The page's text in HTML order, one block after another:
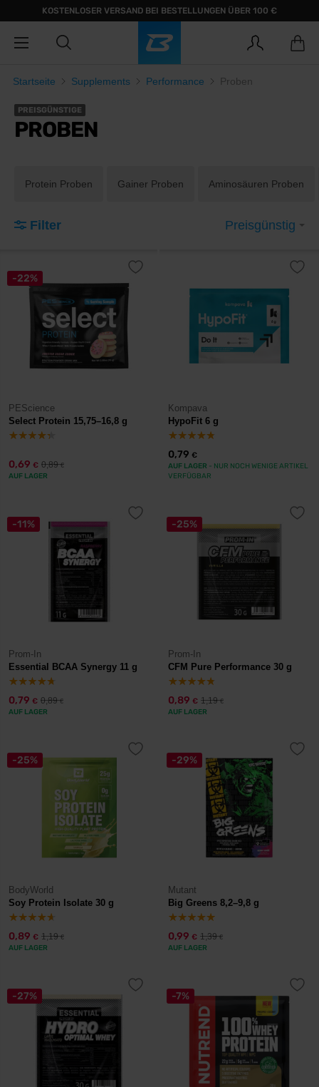
KOSTENLOSER VERSAND BEI BESTELLUNGEN ÜBER 100 €
Startseite Supplements Performance Proben
PREISGÜNSTIGE
PROBEN
Protein Proben Gainer Proben Aminosäuren Proben
Filter Preisgünstig
-22%
PEScience
Select Protein 15,75–16,8 g
0,69 € 0,89€
AUF LAGER
Kompava
HypoFit 6 g
0,79 €
AUF LAGER - NUR NOCH WENIGE ARTIKEL
VERFÜGBAR
-11%
Prom-In
Essential BCAA Synergy 11 g
0,79 € 0,89€
AUF LAGER
-25%
Prom-In
CFM Pure Performance 30 g
0,89 € 1,19€
AUF LAGER
-25%
BodyWorld
Soy Protein Isolate 30 g
0,89 € 1,19€
AUF LAGER
-29%
Mutant
Big Greens 8,2–9,8 g
0,99 € 1,39€
AUF LAGER
-27% -7%